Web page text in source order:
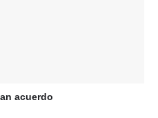
acuerdo